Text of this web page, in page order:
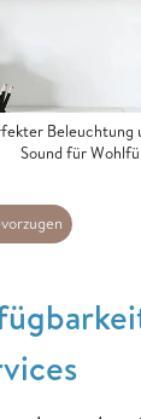
Beleuchtung
Sound für